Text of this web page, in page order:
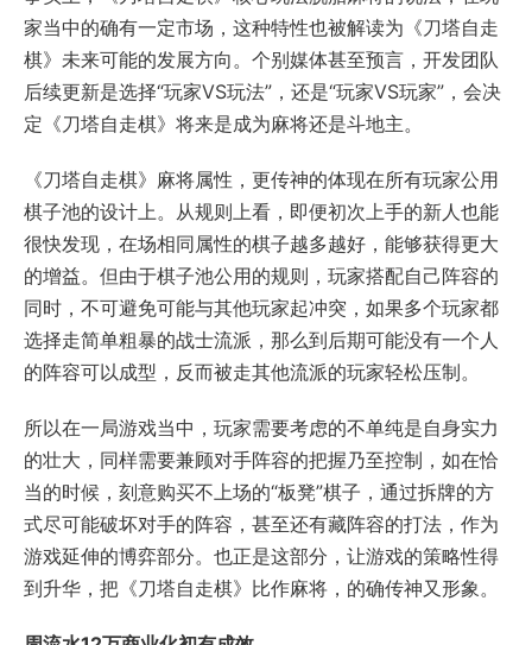
家当中的确有一定市场，这种特性也被解读为《刀塔自走
棋》未来可能的发展方向。个别媒体甚至预言，开发团队
后续更新是选择“玩家VS玩法”，还是“玩家VS玩家”，会决
定《刀塔自走棋》将来是成为麻将还是斗地主。
《刀塔自走棋》麻将属性，更传神的体现在所有玩家公用
棋子池的设计上。从规则上看，即便初次上手的新人也能
很快发现，在场相同属性的棋子越多越好，能够获得更大
的增益。但由于棋子池公用的规则，玩家搭配自己阵容的
同时，不可避免可能与其他玩家起冲突，如果多个玩家都
选择走简单粗暴的战士流派，那么到后期可能没有一个人
的阵容可以成型，反而被走其他流派的玩家轻松压制。
所以在一局游戏当中，玩家需要考虑的不单纯是自身实力
的壮大，同样需要兼顾对手阵容的把握乃至控制，如在恰
当的时候，刻意购买不上场的“板凳”棋子，通过拆牌的方
式尽可能破坏对手的阵容，甚至还有藏阵容的打法，作为
游戏延伸的博弈部分。也正是这部分，让游戏的策略性得
到升华，把《刀塔自走棋》比作麻将，的确传神又形象。